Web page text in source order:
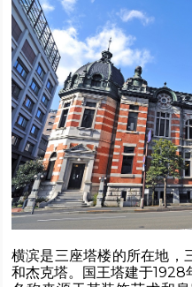
横滨是三座塔楼的所在地，
和杰克塔。国王塔建于